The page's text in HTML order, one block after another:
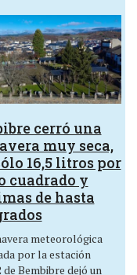
cerró una
muy seca,
16,5 litros por
cuadrado y
de hasta
meteorológica
por la estación
de Bembibre dejó un